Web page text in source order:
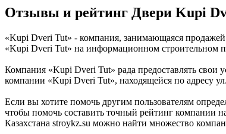
Отзывы и рейтинг Двери Kupi
«Kupi Dveri Tut» - компания, занимающаяся
«Kupi Dveri Tut» на информационном строительном
Компания «Kupi Dveri Tut» рада предоставлять свои
компании «Kupi Dveri Tut», находящейся по адресу
Если вы хотите помочь другим пользователям
чтобы помочь составить точный рейтинг компании
Казахстана stroykz.su можно найти множество